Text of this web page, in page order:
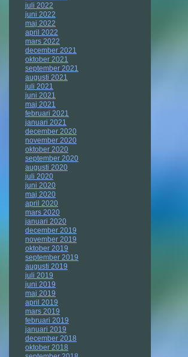
juli 2022
juni 2022
maj 2022
april 2022
mars 2022
december 2021
oktober 2021
september 2021
augusti 2021
juli 2021
juni 2021
maj 2021
februari 2021
januari 2021
december 2020
november 2020
oktober 2020
september 2020
augusti 2020
juli 2020
juni 2020
maj 2020
april 2020
mars 2020
januari 2020
december 2019
november 2019
oktober 2019
september 2019
augusti 2019
juli 2019
juni 2019
maj 2019
april 2019
mars 2019
februari 2019
januari 2019
december 2018
oktober 2018